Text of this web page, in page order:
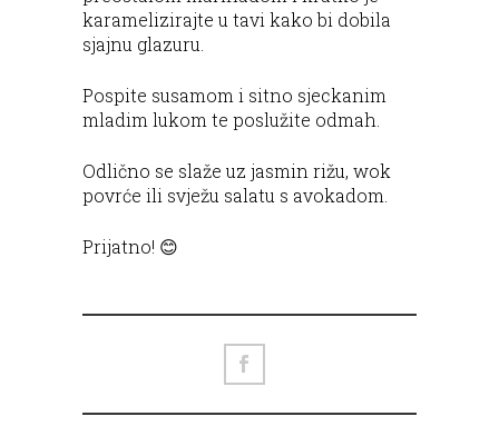
karamelizirajte u tavi kako bi dobila
sjajnu glazuru.
Pospite susamom i sitno sjeckanim
mladim lukom te poslužite odmah.
Odlično se slaže uz jasmin rižu, wok
povrće ili svježu salatu s avokadom.
Prijatno! 😊